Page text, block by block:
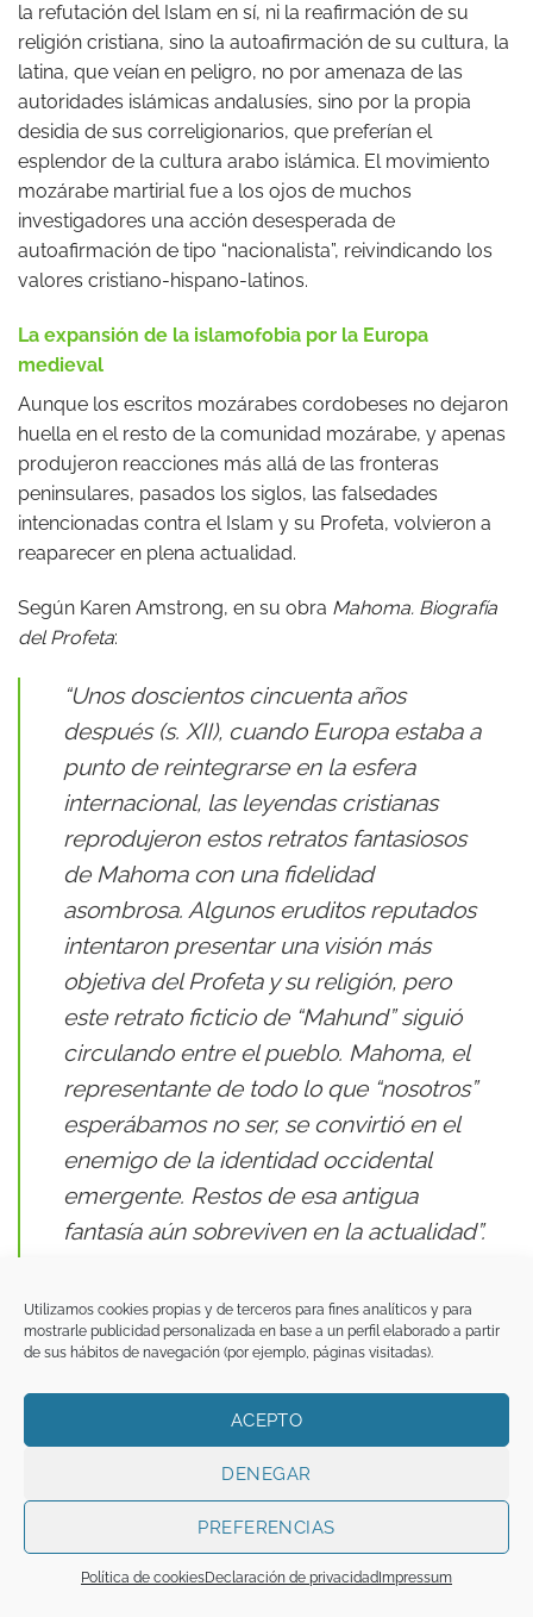
Utilizamos cookies propias y de terceros para fines analíticos y para
mostrarle publicidad personalizada en base a un perfil elaborado a partir
de sus hábitos de navegación (por ejemplo, páginas visitadas).
ACEPTO
DENEGAR
PREFERENCIAS
Política de cookiesDeclaración de privacidad Impressum
la refutación del Islam en sí, ni la reafirmación de su
religión cristiana, sino la autoafirmación de su cultura, la
latina, que veían en peligro, no por amenaza de las
autoridades islámicas andalusíes, sino por la propia
desidia de sus correligionarios, que preferían el
esplendor de la cultura arabo islámica. El movimiento
mozárabe martirial fue a los ojos de muchos
investigadores una acción desesperada de
autoafirmación de tipo “nacionalista”, reivindicando los
valores cristiano-hispano-latinos.
La expansión de la islamofobia por la Europa
medieval
Aunque los escritos mozárabes cordobeses no dejaron
huella en el resto de la comunidad mozárabe, y apenas
produjeron reacciones más allá de las fronteras
peninsulares, pasados los siglos, las falsedades
intencionadas contra el Islam y su Profeta, volvieron a
reaparecer en plena actualidad.
Según Karen Amstrong, en su obra Mahoma. Biografía
del Profeta:
“Unos doscientos cincuenta años
después (s. XII), cuando Europa estaba a
punto de reintegrarse en la esfera
internacional, las leyendas cristianas
reprodujeron estos retratos fantasiosos
de Mahoma con una fidelidad
asombrosa. Algunos eruditos reputados
intentaron presentar una visión más
objetiva del Profeta y su religión, pero
este retrato ficticio de “Mahund” siguió
circulando entre el pueblo. Mahoma, el
representante de todo lo que “nosotros”
esperábamos no ser, se convirtió en el
enemigo de la identidad occidental
emergente. Restos de esa antigua
fantasía aún sobreviven en la actualidad”.
Leer la segunda parte